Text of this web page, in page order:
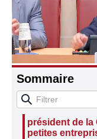
Sommaire
Audition de
président de la
petites